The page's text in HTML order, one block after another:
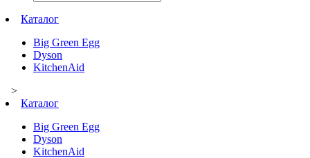
Каталог
Big Green Egg
Dyson
KitchenAid
>
Каталог
Big Green Egg
Dyson
KitchenAid